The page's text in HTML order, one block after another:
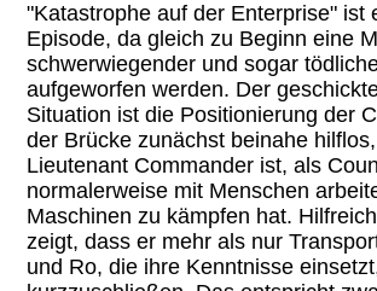
"Katastrophe auf der Enterprise" ist
Episode, da gleich zu Beginn eine
schwerwiegender und sogar
aufgeworfen werden. Der
Situation ist die Positionierung der
der Brücke zunächst beinahe
Lieutenant Commander ist, als
normalerweise mit Menschen
Maschinen zu kämpfen hat.
zeigt, dass er mehr als nur
und Ro, die ihre Kenntnisse